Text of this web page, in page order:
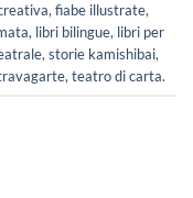
, fiabe illustrate,
, libri bilingue, libri per
, storie kamishibai,
, teatro di carta.